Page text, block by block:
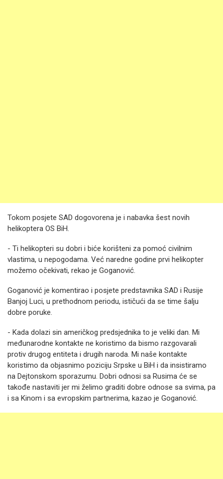
Tokom posjete SAD dogovorena je i nabavka šest novih
helikoptera OS BiH.
- Ti helikopteri su dobri i biće korišteni za pomoć civilnim
vlastima, u nepogodama. Već naredne godine prvi helikopter
možemo očekivati, rekao je Goganović.
Goganović je komentirao i posjete predstavnika SAD i Rusije
Banjoj Luci, u prethodnom periodu, ističući da se time šalju
dobre poruke.
- Kada dolazi sin američkog predsjednika to je veliki dan. Mi
međunarodne kontakte ne koristimo da bismo razgovarali
protiv drugog entiteta i drugih naroda. Mi naše kontakte
koristimo da objasnimo poziciju Srpske u BiH i da insistiramo
na Dejtonskom sporazumu. Dobri odnosi sa Rusima će se
takođe nastaviti jer mi želimo graditi dobre odnose sa svima, pa
i sa Kinom i sa evropskim partnerima, kazao je Goganović.